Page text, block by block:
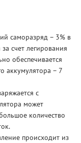
саморазряд – 3% в
счет легирования
обеспечивается
аккумулятора – 7
с
может
количество
происходит из